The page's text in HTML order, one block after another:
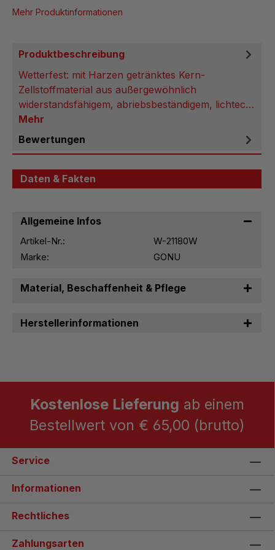
Mehr Produktinformationen
Produktbeschreibung
Wetterfest: mit Harzen getränktes Kern-
Zellstoffmaterial aus außergewöhnlich
widerstandsfähigem, abriebsbeständigem, lichtec…
Mehr
Bewertungen
Daten & Fakten
Allgemeine Infos
Artikel-Nr.:
W-21180W
Marke:
GONU
Material, Beschaffenheit & Pflege
Herstellerinformationen
Kostenlose Lieferung ab einem
Bestellwert von € 65,00 (brutto)
Service
Informationen
Rechtliches
Zahlungsarten